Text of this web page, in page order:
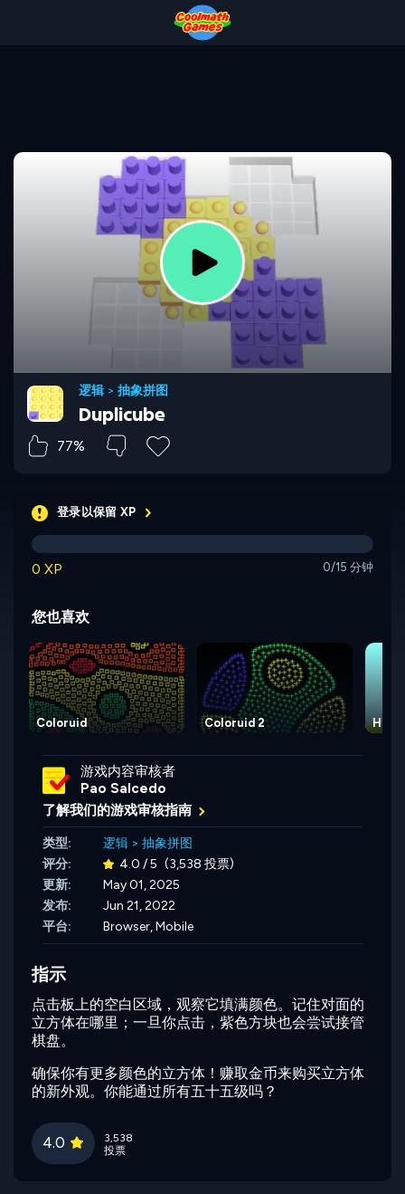
逻辑 > 抽象拼图
Duplicube
77%
登录以保留 XP
0 XP 0/15 分钟
您也喜欢
Coloruid Coloruid 2
游戏内容审核者
Pao Salcedo
了解我们的游戏审核指南
类型: 逻辑 > 抽象拼图
评分:
4.0 / 5 (3,538 投票)
更新:
May 01, 2025
发布:
Jun 21, 2022
平台:
Browser, Mobile
指示
点击板上的空白区域，观察它填满颜色。记住对面的
立方体在哪里；一旦你点击，紫色方块也会尝试接管
棋盘。
确保你有更多颜色的立方体！赚取金币来购买立方体
的新外观。你能通过所有五十五级吗？
4.0
3,538
投票